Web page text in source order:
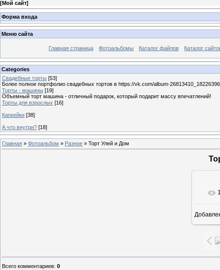
[Мой сайт]
Форма входа
Меню сайта
Главная страница Фотоальбомы Каталог файлов Каталог
Categories
Свадебные торты [53]
Более полное портфолио свадебных тортов в https://vk.com/album-
Торты - машины [19]
Объемный торт машина - отличный подарок, который подарит массу впечатлений!
Торты для взрослых [16]
Капкейки [38]
А что внутри? [18]
Главная » Фотоальбом » Разное » Торт Улей и Дом
Всего комментариев: 0